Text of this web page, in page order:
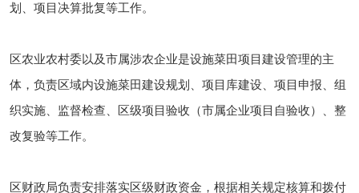
划、项目决算批复等工作。
区农业农村委以及市属涉农企业是设施菜田项目建设管理的主
体，负责区域内设施菜田建设规划、项目库建设、项目申报、组
织实施、监督检查、区级项目验收（市属企业项目自验收）、整
改复验等工作。
区财政局负责安排落实区级财政资金，根据相关规定核算和拨付